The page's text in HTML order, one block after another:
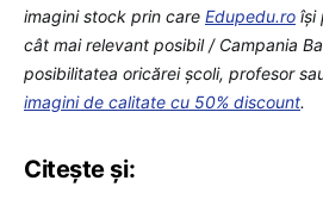
imagini stock prin care Edupedu.ro îşi
cât mai relevant posibil / Campania
posibilitatea oricărei școli, profesor
imagini de calitate cu 50% discount.
Citește și: